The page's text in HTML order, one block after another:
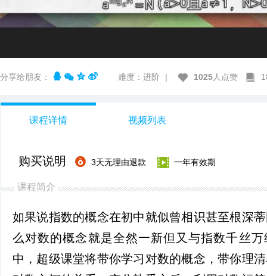
分享给朋友： 难度：进阶 | 1025人点赞
课程详情 视频列表
购买说明 3天无理由退款 一年有效期
课程简介
如果说指数的概念在初中就似曾相识甚至根深
么对数的概念就是全然一新但又与指数千丝万
中，超级课堂将带你学习对数的概念，带你理